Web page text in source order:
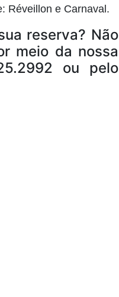
Réveillon e Carnaval.
reserva? Não
meio da nossa
ou pelo